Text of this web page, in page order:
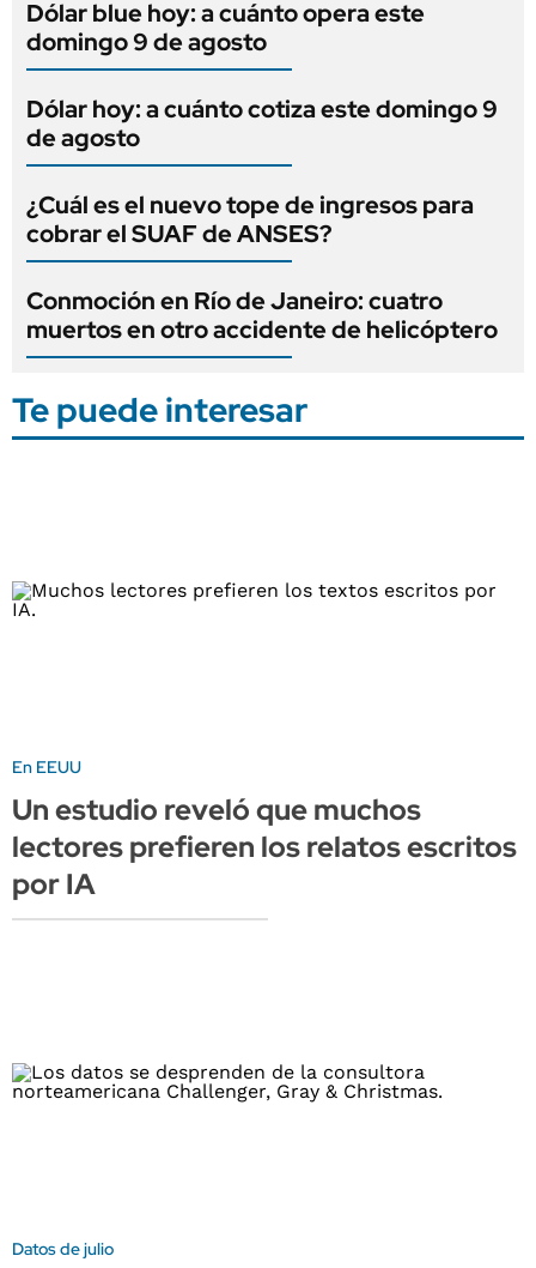
Dólar blue hoy: a cuánto opera este
domingo 9 de agosto
Dólar hoy: a cuánto cotiza este domingo 9
de agosto
¿Cuál es el nuevo tope de ingresos para
cobrar el SUAF de ANSES?
Conmoción en Río de Janeiro: cuatro
muertos en otro accidente de helicóptero
Te puede interesar
En EEUU
Un estudio reveló que muchos
lectores prefieren los relatos escritos
por IA
Datos de julio